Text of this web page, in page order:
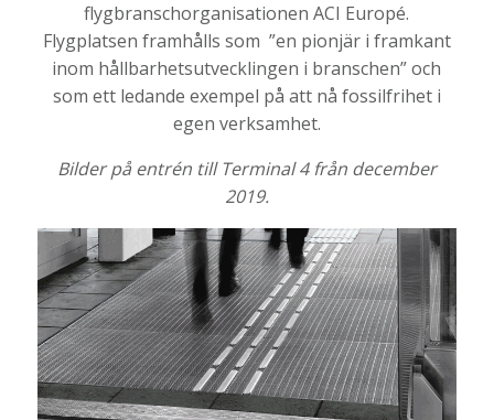
flygbranschorganisationen ACI Europé.
Flygplatsen framhålls som ”en pionjär i framkant
inom hållbarhetsutvecklingen i branschen” och
som ett ledande exempel på att nå fossilfrihet i
egen verksamhet.
Bilder på entrén till Terminal 4 från december
2019.